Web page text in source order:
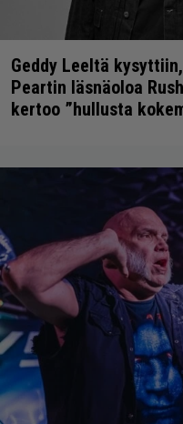
Geddy Leeltä
Peartin läsnäoloa
kertoo ”hullusta